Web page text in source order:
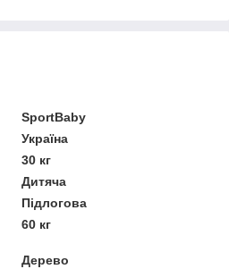
SportBaby
Україна
30 кг
Дитяча
Підлогова
60 кг
Дерево